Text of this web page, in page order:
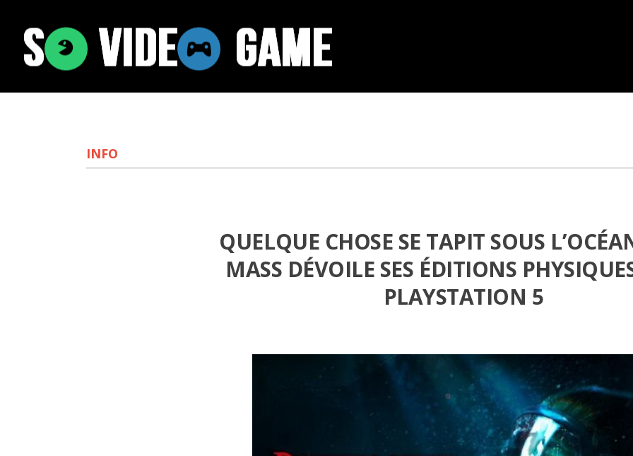
INFO
QUELQUE CHOSE SE TAPIT SOUS
MASS DÉVOILE SES ÉDITIONS
PLAYSTATION 5